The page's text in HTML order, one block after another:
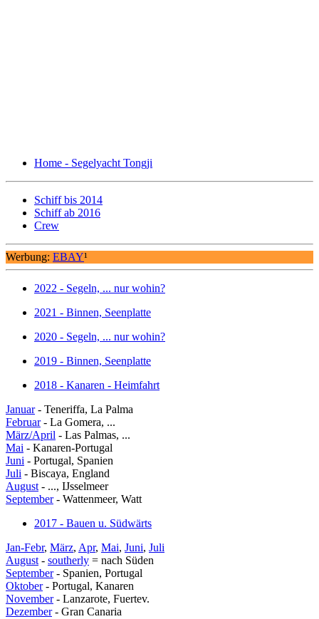
Home - Segelyacht Tongji
Schiff bis 2014
Schiff ab 2016
Crew
Werbung: EBAY¹
2022 - Segeln, ... nur wohin?
2021 - Binnen, Seenplatte
2020 - Segeln, ... nur wohin?
2019 - Binnen, Seenplatte
2018 - Kanaren - Heimfahrt
Januar- Teneriffa, La Palma
Februar- La Gomera, ...
März/April - Las Palmas, ...
Mai - Kanaren-Portugal
Juni - Portugal, Spanien
Juli - Biscaya, England
August - ..., IJsselmeer
September- Wattenmeer, Watt
2017 - Bauen u. Südwärts
Jan-Febr, März, Apr, Mai, Juni, Juli
August - southerly = nach Süden
September- Spanien, Portugal
Oktober- Portugal, Kanaren
November- Lanzarote, Fuertev.
Dezember- Gran Canaria